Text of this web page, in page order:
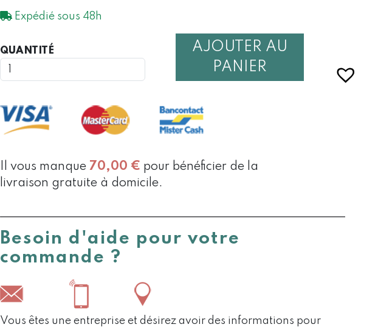
Expédié sous 48h
QUANTITÉ
BIOUTIFOULE
AJOUTER AU
PANIER
Il vous manque 70,00 € pour bénéficier de la
livraison gratuite à domicile.
Besoin d'aide pour votre
commande ?
Vous êtes une entreprise et désirez avoir des informations pour